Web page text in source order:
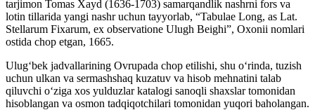
tarjimon Tomas Xayd (1636-1703) samarqandlik nashrni fors va
lotin tillarida yangi nashr uchun tayyorlab, “Tabulae Long, as Lat.
Stellarum Fixarum, ex observatione Ulugh Beighi”, Oxonii nomlari
ostida chop etgan, 1665.
Ulug‘bek jadvallarining Ovrupada chop etilishi, shu o‘rinda, tuzish
uchun ulkan va sermashshaq kuzatuv va hisob mehnatini talab
qiluvchi o‘ziga xos yulduzlar katalogi sanoqli shaxslar tomonidan
hisoblangan va osmon tadqiqotchilari tomonidan yuqori baholangan.